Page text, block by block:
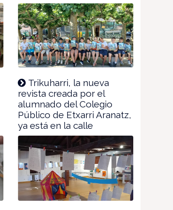
Trikuharri, la nueva
revista creada por el
alumnado del Colegio
Público de Etxarri Aranatz,
ya está en la calle